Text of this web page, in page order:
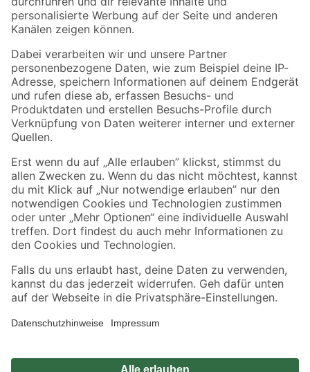
Folge uns
Zahlungsarten Versandarten
Sicher einkaufen
Jetzt die toom-App herunterladen
Alle Preisangaben in EUR inkl. gesetzl. MwSt.. Die dargestellten Angebote sind unter
Umständen nicht in allen Märkten verfügbar. Die angegebenen Verfügbarkeiten beziehen
Produkte nur solange der Vorrat reicht.
*Paketversand ab 59 € versandkostenfrei, gilt nicht für Artikel mit Speditionsversand, hier
Privatsphäre Impressum